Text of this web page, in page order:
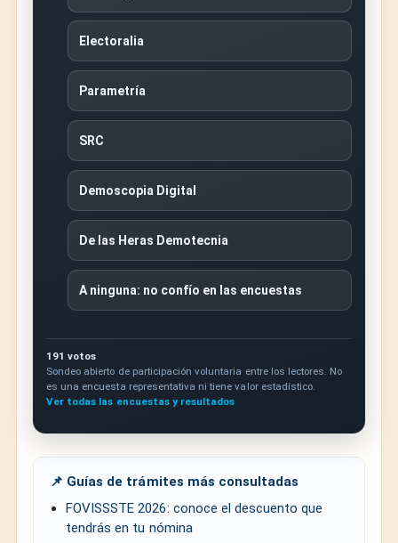
Electoralia
Parametría
SRC
Demoscopia Digital
De las Heras Demotecnia
A ninguna: no confío en las encuestas
191 votos
Sondeo abierto de participación voluntaria entre los lectores. No
es una encuesta representativa ni tiene valor estadístico.
Ver todas las encuestas y resultados
📌 Guías de trámites más consultadas
FOVISSSTE 2026: conoce el descuento que
tendrás en tu nómina